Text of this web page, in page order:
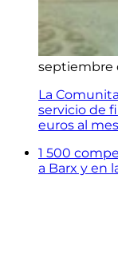
septiembre
La
servicio de
euros al
1 500
a Barx y en